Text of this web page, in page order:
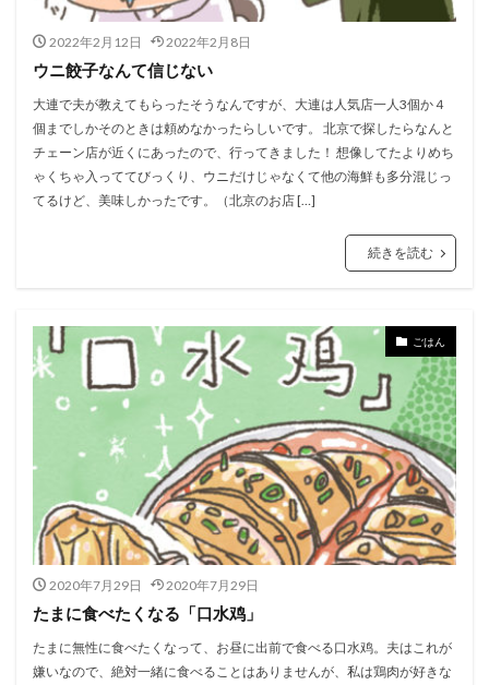
2022年2月12日 2022年2月8日
ウニ餃子なんて信じない
大連で夫が教えてもらったそうなんですが、大連は人気店一人3個か４
個までしかそのときは頼めなかったらしいです。 北京で探したらなんと
チェーン店が近くにあったので、行ってきました！ 想像してたよりめち
ゃくちゃ入っててびっくり、ウニだけじゃなくて他の海鮮も多分混じっ
てるけど、美味しかったです。（北京のお店 […]
続きを読む
ごはん
2020年7月29日 2020年7月29日
たまに食べたくなる「口水鸡」
たまに無性に食べたくなって、お昼に出前で食べる口水鸡。夫はこれが
嫌いなので、絶対一緒に食べることはありませんが、私は鶏肉が好きな